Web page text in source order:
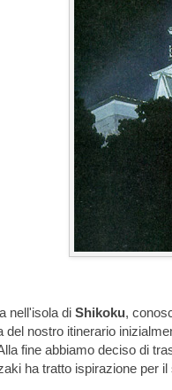
nell'isola di Shikoku,
del nostro itinerario
fine abbiamo deciso di
ha tratto ispirazione per